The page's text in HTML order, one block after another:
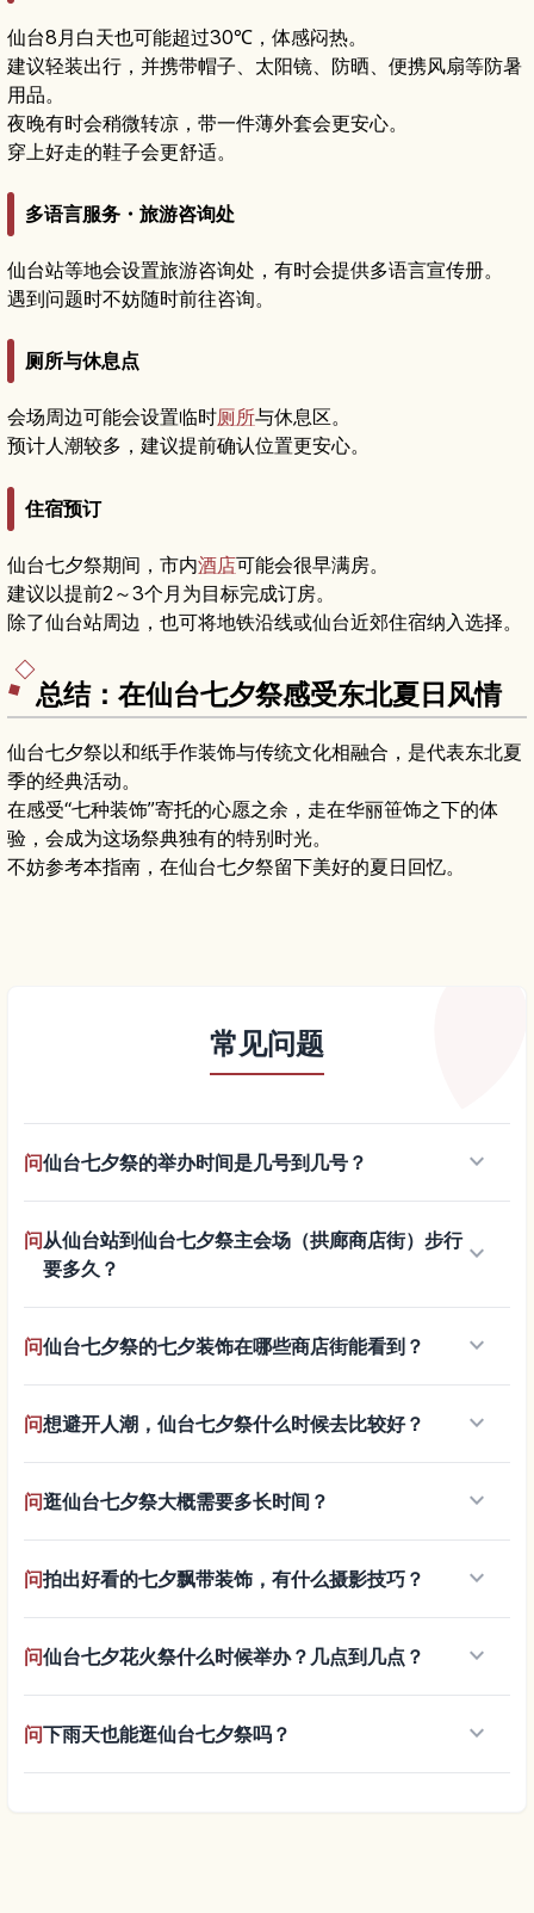
仙台8月白天也可能超过30℃，体感闷热。
建议轻装出行，并携带帽子、太阳镜、防晒、便携风扇等防暑
用品。
夜晚有时会稍微转凉，带一件薄外套会更安心。
穿上好走的鞋子会更舒适。
多语言服务・旅游咨询处
仙台站等地会设置旅游咨询处，有时会提供多语言宣传册。
遇到问题时不妨随时前往咨询。
厕所与休息点
会场周边可能会设置临时厕所与休息区。
预计人潮较多，建议提前确认位置更安心。
住宿预订
仙台七夕祭期间，市内酒店可能会很早满房。
建议以提前2～3个月为目标完成订房。
除了仙台站周边，也可将地铁沿线或仙台近郊住宿纳入选择。
总结：在仙台七夕祭感受东北夏日风情
仙台七夕祭以和纸手作装饰与传统文化相融合，是代表东北夏
季的经典活动。
在感受“七种装饰”寄托的心愿之余，走在华丽笹饰之下的体
验，会成为这场祭典独有的特别时光。
不妨参考本指南，在仙台七夕祭留下美好的夏日回忆。
常见问题
问仙台七夕祭的举办时间是几号到几号？ keyboard_arrow_down
问从仙台站到仙台七夕祭主会场（拱廊商店街）步行
要多久？
keyboard_arrow_down
问仙台七夕祭的七夕装饰在哪些商店街能看到？ keyboard_arrow_down
问想避开人潮，仙台七夕祭什么时候去比较好？ keyboard_arrow_down
问逛仙台七夕祭大概需要多长时间？ keyboard_arrow_down
问拍出好看的七夕飘带装饰，有什么摄影技巧？ keyboard_arrow_down
问仙台七夕花火祭什么时候举办？几点到几点？ keyboard_arrow_down
问下雨天也能逛仙台七夕祭吗？ keyboard_arrow_down